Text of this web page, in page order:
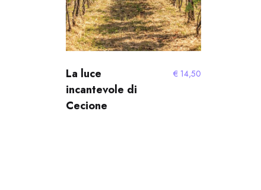
La luce
incantevole di
Cecione
€14,50